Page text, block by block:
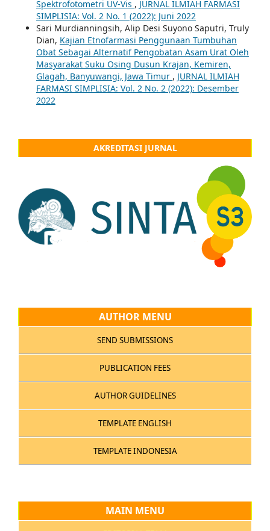
Spektrofotometri UV-Vis , JURNAL ILMIAH FARMASI
SIMPLISIA: Vol. 2 No. 1 (2022): Juni 2022
Sari Murdianningsih, Alip Desi Suyono Saputri, Truly
Dian, Kajian Etnofarmasi Penggunaan Tumbuhan
Obat Sebagai Alternatif Pengobatan Asam Urat Oleh
Masyarakat Suku Osing Dusun Krajan, Kemiren,
Glagah, Banyuwangi, Jawa Timur , JURNAL ILMIAH
FARMASI SIMPLISIA: Vol. 2 No. 2 (2022): Desember
2022
AKREDITASI JURNAL
AUTHOR MENU
SEND SUBMISSIONS
PUBLICATION FEES
AUTHOR GUIDELINES
TEMPLATE ENGLISH
TEMPLATE INDONESIA
MAIN MENU